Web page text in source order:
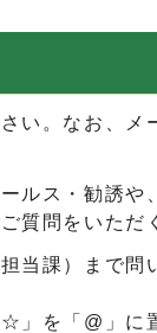
。なお、
ルス・勧誘
問をいただ
当課）まで問
を「@」に